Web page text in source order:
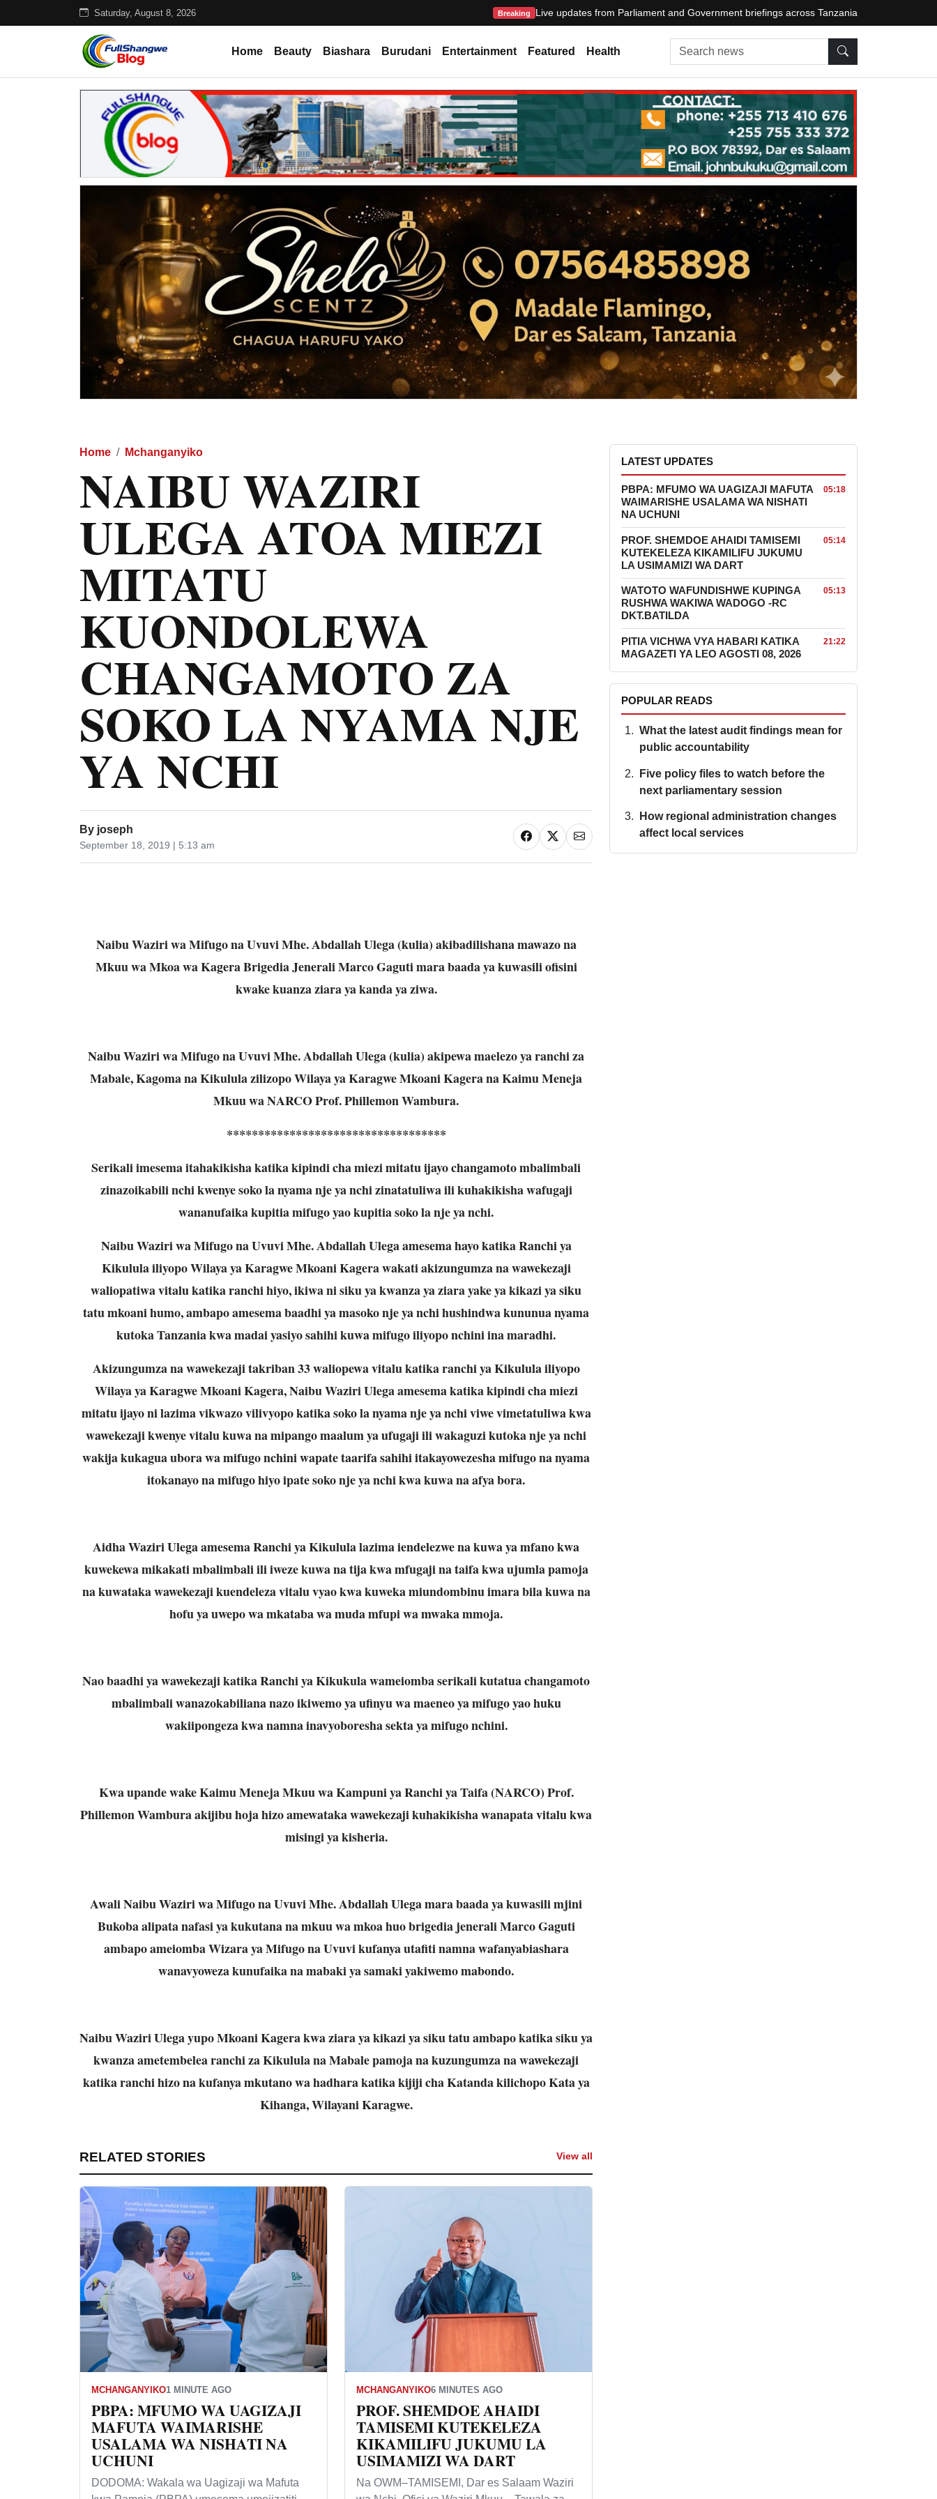
Saturday, August 8, 2026 Breaking Live updates from Parliament and Government briefings across Tanzania
Home Beauty Biashara Burudani Entertainment Featured Health Search news
Home Mchanganyiko
NAIBU WAZIRI
ULEGA ATOA MIEZI
MITATU
KUONDOLEWA
CHANGAMOTO ZA
SOKO LA NYAMA NJE
YA NCHI
By joseph
September 18, 2019 | 5:13 am
Naibu Waziri wa Mifugo na Uvuvi Mhe. Abdallah Ulega (kulia) akibadilishana mawazo na
Mkuu wa Mkoa wa Kagera Brigedia Jenerali Marco Gaguti mara baada ya kuwasili ofisini
kwake kuanza ziara ya kanda ya ziwa.
Naibu Waziri wa Mifugo na Uvuvi Mhe. Abdallah Ulega (kulia) akipewa maelezo ya ranchi za
Mabale, Kagoma na Kikulula zilizopo Wilaya ya Karagwe Mkoani Kagera na Kaimu Meneja
Mkuu wa NARCO Prof. Phillemon Wambura.
***********************************
Serikali imesema itahakikisha katika kipindi cha miezi mitatu ijayo changamoto mbalimbali
zinazoikabili nchi kwenye soko la nyama nje ya nchi zinatatuliwa ili kuhakikisha wafugaji
wananufaika kupitia mifugo yao kupitia soko la nje ya nchi.
Naibu Waziri wa Mifugo na Uvuvi Mhe. Abdallah Ulega amesema hayo katika Ranchi ya
Kikulula iliyopo Wilaya ya Karagwe Mkoani Kagera wakati akizungumza na wawekezaji
waliopatiwa vitalu katika ranchi hiyo, ikiwa ni siku ya kwanza ya ziara yake ya kikazi ya siku
tatu mkoani humo, ambapo amesema baadhi ya masoko nje ya nchi hushindwa kununua nyama
kutoka Tanzania kwa madai yasiyo sahihi kuwa mifugo iliyopo nchini ina maradhi.
Akizungumza na wawekezaji takriban 33 waliopewa vitalu katika ranchi ya Kikulula iliyopo
Wilaya ya Karagwe Mkoani Kagera, Naibu Waziri Ulega amesema katika kipindi cha miezi
mitatu ijayo ni lazima vikwazo vilivyopo katika soko la nyama nje ya nchi viwe vimetatuliwa kwa
wawekezaji kwenye vitalu kuwa na mipango maalum ya ufugaji ili wakaguzi kutoka nje ya nchi
wakija kukagua ubora wa mifugo nchini wapate taarifa sahihi itakayowezesha mifugo na nyama
itokanayo na mifugo hiyo ipate soko nje ya nchi kwa kuwa na afya bora.
Aidha Waziri Ulega amesema Ranchi ya Kikulula lazima iendelezwe na kuwa ya mfano kwa
kuwekewa mikakati mbalimbali ili iweze kuwa na tija kwa mfugaji na taifa kwa ujumla pamoja
na kuwataka wawekezaji kuendeleza vitalu vyao kwa kuweka miundombinu imara bila kuwa na
hofu ya uwepo wa mkataba wa muda mfupi wa mwaka mmoja.
Nao baadhi ya wawekezaji katika Ranchi ya Kikukula wameiomba serikali kutatua changamoto
mbalimbali wanazokabiliana nazo ikiwemo ya ufinyu wa maeneo ya mifugo yao huku
wakiipongeza kwa namna inavyoboresha sekta ya mifugo nchini.
Kwa upande wake Kaimu Meneja Mkuu wa Kampuni ya Ranchi ya Taifa (NARCO) Prof.
Phillemon Wambura akijibu hoja hizo amewataka wawekezaji kuhakikisha wanapata vitalu kwa
misingi ya kisheria.
Awali Naibu Waziri wa Mifugo na Uvuvi Mhe. Abdallah Ulega mara baada ya kuwasili mjini
Bukoba alipata nafasi ya kukutana na mkuu wa mkoa huo brigedia jenerali Marco Gaguti
ambapo ameiomba Wizara ya Mifugo na Uvuvi kufanya utafiti namna wafanyabiashara
wanavyoweza kunufaika na mabaki ya samaki yakiwemo mabondo.
Naibu Waziri Ulega yupo Mkoani Kagera kwa ziara ya kikazi ya siku tatu ambapo katika siku ya
kwanza ametembelea ranchi za Kikulula na Mabale pamoja na kuzungumza na wawekezaji
katika ranchi hizo na kufanya mkutano wa hadhara katika kijiji cha Katanda kilichopo Kata ya
Kihanga, Wilayani Karagwe.
RELATED STORIES View all
MCHANGANYIKO1 MINUTE AGO
PBPA: MFUMO WA UAGIZAJI
MAFUTA WAIMARISHE
USALAMA WA NISHATI NA
UCHUNI
DODOMA: Wakala wa Uagizaji wa Mafuta
MCHANGANYIKO6 MINUTES AGO
PROF. SHEMDOE AHAIDI
TAMISEMI KUTEKELEZA
KIKAMILIFU JUKUMU LA
USIMAMIZI WA DART
Na OWM–TAMISEMI, Dar es Salaam Waziri
LATEST UPDATES
PBPA: MFUMO WA UAGIZAJI MAFUTA
WAIMARISHE USALAMA WA NISHATI
NA UCHUNI
05:18
PROF. SHEMDOE AHAIDI TAMISEMI
KUTEKELEZA KIKAMILIFU JUKUMU
LA USIMAMIZI WA DART
05:14
WATOTO WAFUNDISHWE KUPINGA
RUSHWA WAKIWA WADOGO -RC
DKT.BATILDA
05:13
PITIA VICHWA VYA HABARI KATIKA
MAGAZETI YA LEO AGOSTI 08, 2026
21:22
POPULAR READS
What the latest audit findings mean for
public accountability
Five policy files to watch before the
next parliamentary session
How regional administration changes
affect local services